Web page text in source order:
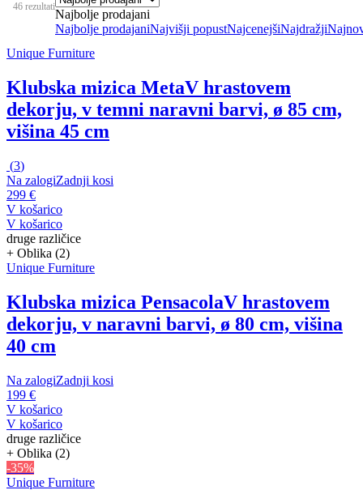
46 rezultati
Najbolje prodajani
Najbolje prodajaniNajvišji popustNajcenejšiNajdražji
Unique Furniture
Klubska mizica MetaV hrastovem
dekorju, v temni naravni barvi, ø 85 cm,
višina 45 cm
(3)
Na zalogiZadnji kosi
299 €
V košarico
V košarico
druge različice
+ Oblika (2)
Unique Furniture
Klubska mizica PensacolaV hrastovem
dekorju, v naravni barvi, ø 80 cm, višina
40 cm
Na zalogiZadnji kosi
199 €
V košarico
V košarico
druge različice
+ Oblika (2)
-35%
Unique Furniture